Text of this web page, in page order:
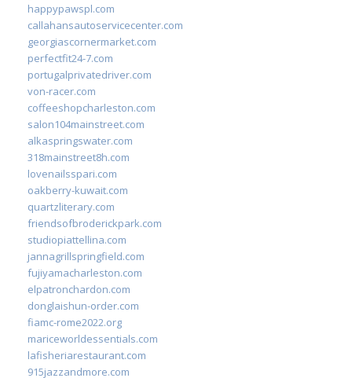
happypawspl.com
callahansautoservicecenter.com
georgiascornermarket.com
perfectfit24-7.com
portugalprivatedriver.com
von-racer.com
coffeeshopcharleston.com
salon104mainstreet.com
alkaspringswater.com
318mainstreet8h.com
lovenailsspari.com
oakberry-kuwait.com
quartzliterary.com
friendsofbroderickpark.com
studiopiattellina.com
jannagrillspringfield.com
fujiyamacharleston.com
elpatronchardon.com
donglaishun-order.com
fiamc-rome2022.org
mariceworldessentials.com
lafisheriarestaurant.com
915jazzandmore.com